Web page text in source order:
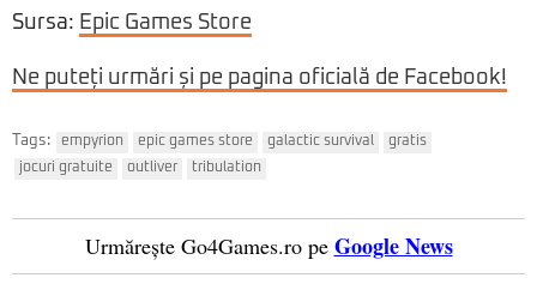
Sursa: Epic Games Store
Ne puteți urmări și pe pagina oficială de Facebook!
Tags: empyrion epic games store galactic survival
gratis
jocuri gratuite
outliver tribulation
Urmărește Go4Games.ro pe Google News